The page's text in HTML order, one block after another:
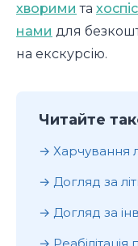
хворими та
нами для
на екскурсію.
Читайте
Харчування
Догляд за
Догляд за